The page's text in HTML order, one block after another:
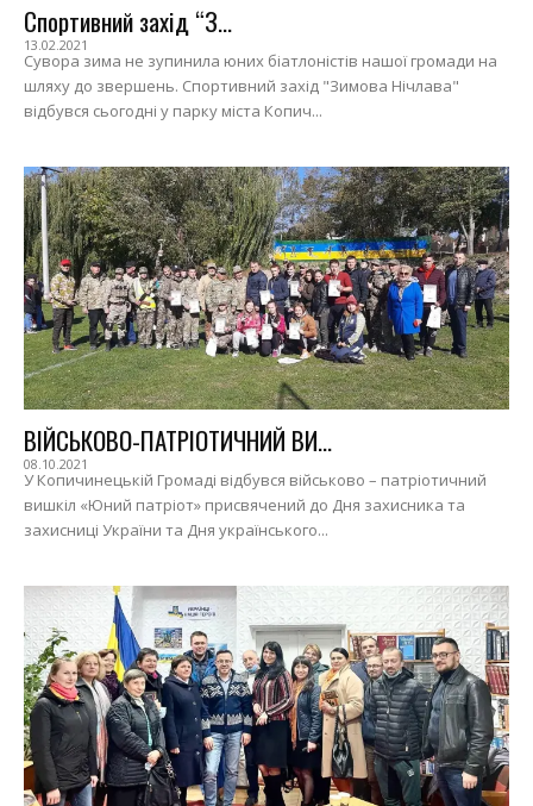
Спортивний захід “З...
13.02.2021
Сувора зима не зупинила юних біатлоністів нашої громади на
шляху до звершень. Спортивний захід "Зимова Нічлава"
відбувся сьогодні у парку міста Копич...
ВІЙСЬКОВО-ПАТРІОТИЧНИЙ ВИ...
08.10.2021
У Копичинецькій Громаді відбувся військово – патріотичний
вишкіл «Юний патріот» присвячений до Дня захисника та
захисниці України та Дня українського...